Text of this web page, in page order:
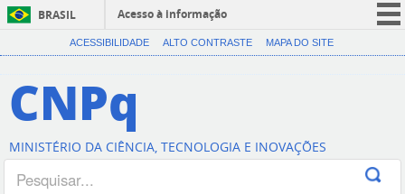
BRASIL
Acesso à informação
CORONAVÍRUS (COVID-19)
Canais
ACESSIBILIDADE ALTO CONTRASTE MAPA DO SITE
CNPq
MINISTÉRIO DA CIÊNCIA, TECNOLOGIA E INOVAÇÕES